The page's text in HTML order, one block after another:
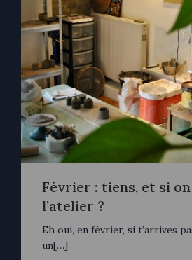
Février : tiens, et si
l’atelier ?
Eh oui, en février, si t’arrives
un[…]